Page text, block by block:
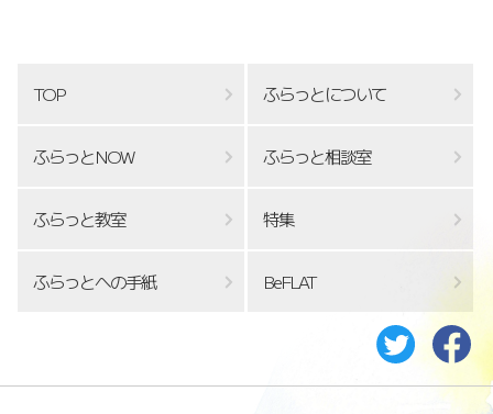
TOP ふらっとについて
ふらっとNOW ふらっと相談室
ふらっと教室 特集
ふらっとへの手紙 BeFLAT